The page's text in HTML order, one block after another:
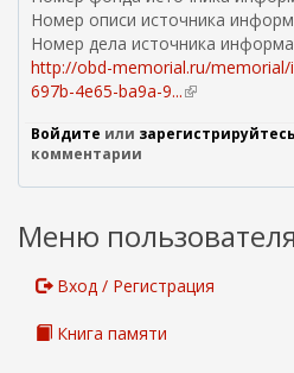
Номер описи источника
Номер дела источника
http://obd-memorial.ru/memorial/
697b-4e65-ba9a-9...(
н
ш
я
с
Войдите или зарегистрируйтесь
комментарии
Меню пользователя
Вход / Регистрация
Книга памяти